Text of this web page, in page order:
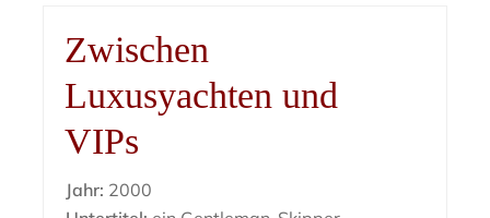
Zwischen
Luxusyachten und
VIPs
Jahr: 2000